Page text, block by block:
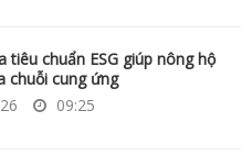
tiêu chuẩn ESG giúp nông hộ
chuỗi cung ứng
09:25